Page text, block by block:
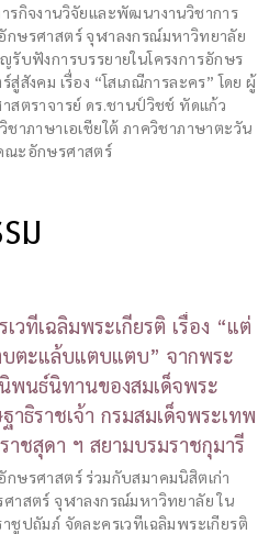
รกิจงานวิจัยและพัฒนางานวิชาการ
ษรศาสตร์ จุฬาลงกรณ์มหาวิทยาลัย
รับฟังการบรรยายในโครงการอักษร
สู่สังคม เรื่อง “โสเภณีการละคร” โดย ผู้
สตราจารย์ ดร.ชานป์วิชช์ ทัดแก้ว
ชาภาษาเอเชียใต้ ภาควิชาภาษาตะวัน
ณะอักษรศาสตร์
ม
เวทีเฉลิมพระเกียรติ เรื่อง “แต่
ตะแล้บแตบแตบ” จากพระ
พนธ์นิทานของสมเด็จพระ
าธิราชเจ้า กรมสมเด็จพระเทพ
าชสุดา ฯ สยามบรมราชกุมารี
ษรศาสตร์ ร่วมกับสมาคมนิสิตเก่า
าสตร์ จุฬาลงกรณ์มหาวิทยาลัย ใน
ชูปถัมภ์ จัดละครเวทีเฉลิมพระเกียรติ